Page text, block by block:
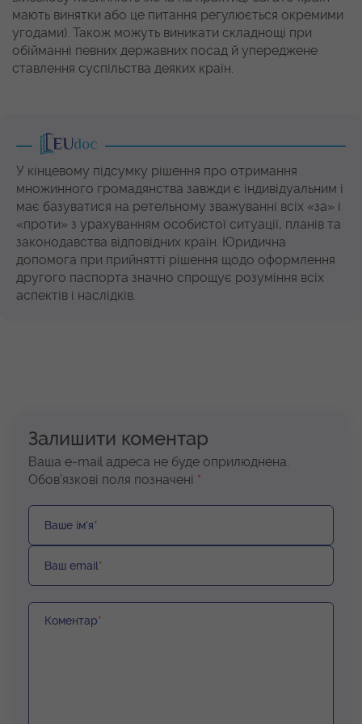
мають винятки або це питання регулюється окремими
угодами). Також можуть виникати складнощі при
обійманні певних державних посад й упереджене
ставлення суспільства деяких країн.
У кінцевому підсумку рішення про отримання
множинного громадянства завжди є індивідуальним і
має базуватися на ретельному зважуванні всіх «за» і
«проти» з урахуванням особистої ситуації, планів та
законодавства відповідних країн. Юридична
допомога при прийнятті рішення щодо оформлення
другого паспорта значно спрощує розуміння всіх
аспектів і наслідків.
Залишити коментар
Ваша e-mail адреса не буде оприлюднена.
Обов’язкові поля позначені *
Ваше ім’я*
Ваш email*
Коментар*